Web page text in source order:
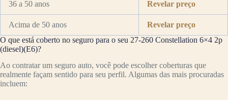
36 a 50 anos Revelar preço
Acima de 50 anos
Revelar preço
O que está coberto no seguro para o seu 27-260 Constellation 6×4 2p
(diesel)(E6)?
Ao contratar um seguro auto, você pode escolher coberturas que
realmente façam sentido para seu perfil. Algumas das mais procuradas
incluem: